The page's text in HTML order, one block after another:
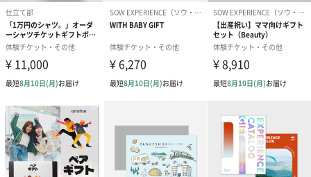
あり（280円）
メッセージカード（通常・写真・グリーティング）